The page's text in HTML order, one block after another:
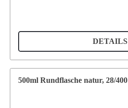
DETAILS
500ml Rundflasche natur, 28/400